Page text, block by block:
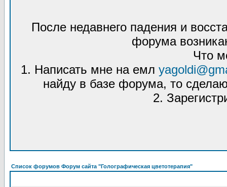
После недавнего падения и
форума
Что
1. Написать мне на емл
найду в базе форума, то
2.
Список форумов Форум сайта "Голографическая цветотерапия"